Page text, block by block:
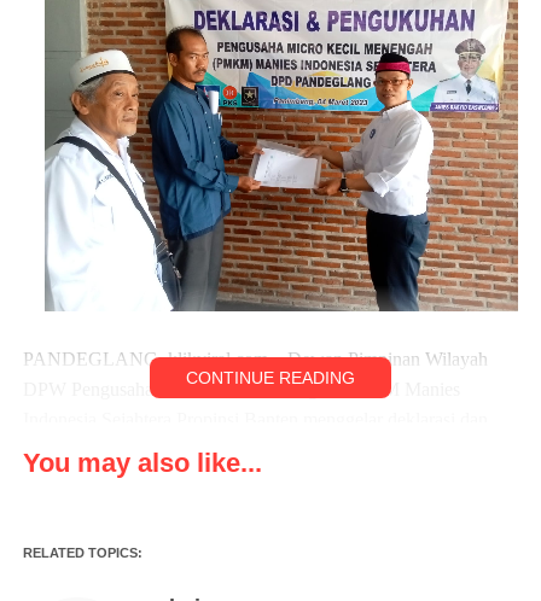
PANDEGLANG, klikviral.com – Dewan Pimpinan Wilayah
DPW Pengusaha Micro Kecil Menengah PMKM Manies
pengukuhan pengurus Dewan Pimpinan Daerah DPD dan
Dewan Pimpinan Cabang DPC PMKM Manies Indonesia
Adapun Kegiatan Tersebut dilaksanakan tepatnya di Rumah
Makan Jempol Jalan Raya Tanjunglesung Desa Mekarsari
CONTINUE READING
You may also like...
RELATED TOPICS: